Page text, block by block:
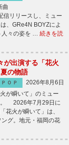
曲
信リリースし、ミュー
、GRe4N BOYZによ
人々の姿を … 続きを読
が出演する「花火
の物語
ＰＯＰ
2026年8月6日
が瞬いて」のミュー
。 2026年7月29日に
花火が瞬いて」は、
グ。地元・福岡の花